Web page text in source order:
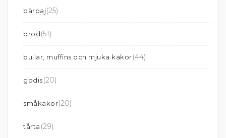
bärpaj(25)
bröd(51)
bullar, muffins och mjuka kakor(44)
godis(20)
småkakor(20)
tårta (29)